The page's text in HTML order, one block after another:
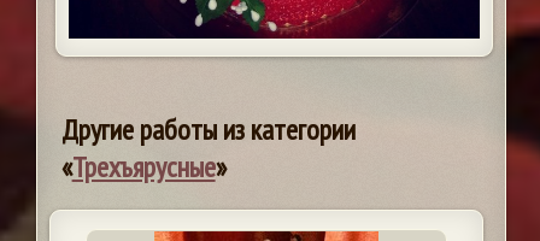
Другие работы из категории
«Трехъярусные»